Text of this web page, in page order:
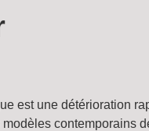
est une détérioration
contemporains